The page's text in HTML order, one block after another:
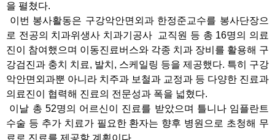
을 펼쳤다.
이번 봉사활동은 구강악안면외과 한정준교수를 봉사단장으
로 전공의 치과위생사 치과기공사 교직원 등 총 16명의 의료
진이 참여했으며 이동진료버스와 각종 치과 장비를 활용해 구
강검진과 충치 치료, 발치, 스케일링 등을 제공했다. 특히 구강
악안면외과뿐 아니라 치주과 보철과 교정과 등 다양한 진료과
의료진이 협력해 진료의 전문성과 폭을 넓혔다.
이날 총 52명의 어르신이 진료를 받았으며 틀니나 임플란트
수술 등 추가 치료가 필요한 환자는 향후 병원으로 초청해 무
료로 진료를 제공할 계획이다.